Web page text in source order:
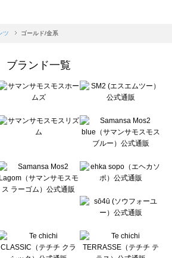
ツハルバイサマンサモスモス）のパンツ一覧
モスモス ブルー）のパンツ一覧
ツ一覧
覧
ラシック）のパンツ一覧
のパンツ一覧
ルー）のパンツ一覧
パンツ一覧
ツ ゴールド/金系
ブランド一覧